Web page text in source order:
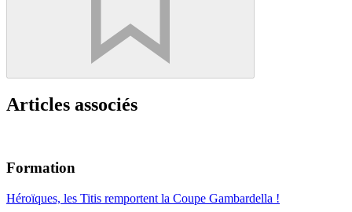
Articles associés
Formation
Héroïques, les Titis remportent la Coupe Gambardella !